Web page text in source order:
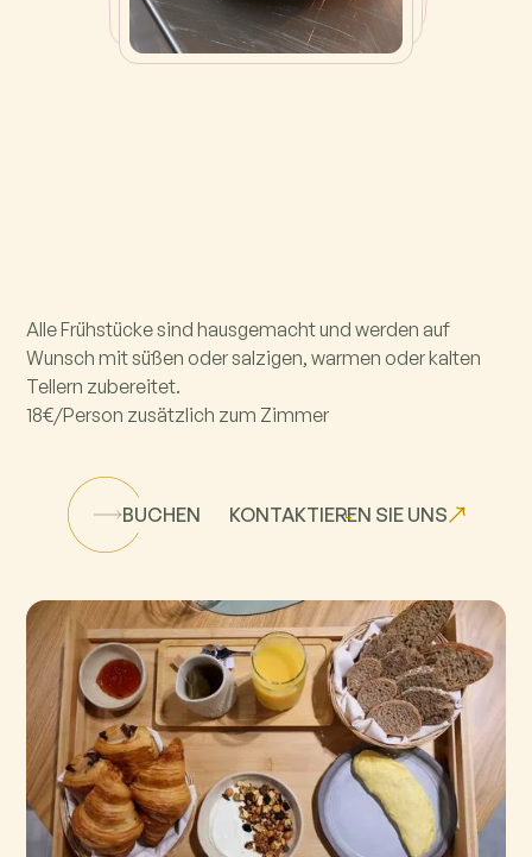
Alle Frühstücke sind hausgemacht und werden auf
Wunsch mit süßen oder salzigen, warmen oder kalten
Tellern zubereitet.
18€/Person zusätzlich zum Zimmer
BUCHEN KONTAKTIEREN SIE UNS